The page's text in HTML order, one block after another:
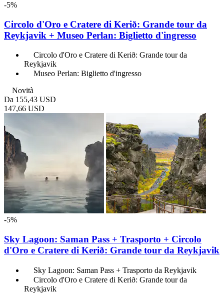
-5%
Circolo d'Oro e Cratere di Kerið: Grande tour da
Reykjavik + Museo Perlan: Biglietto d'ingresso
Circolo d'Oro e Cratere di Kerið: Grande tour da
Reykjavik
Museo Perlan: Biglietto d'ingresso
Novità
Da 155,43 USD
147,66 USD
-5%
Sky Lagoon: Saman Pass + Trasporto + Circolo
d'Oro e Cratere di Kerið: Grande tour da Reykjavik
Sky Lagoon: Saman Pass + Trasporto da Reykjavik
Circolo d'Oro e Cratere di Kerið: Grande tour da
Reykjavik